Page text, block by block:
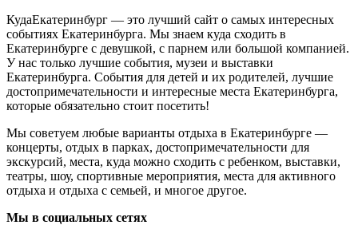
КудаЕкатеринбург — это лучший сайт о самых интересных
событиях Екатеринбурга. Мы знаем куда сходить в
Екатеринбурге с девушкой, с парнем или большой компанией.
У нас только лучшие события, музеи и выставки
Екатеринбурга. События для детей и их родителей, лучшие
достопримечательности и интересные места Екатеринбурга,
которые обязательно стоит посетить!
Мы советуем любые варианты отдыха в Екатеринбурге —
концерты, отдых в парках, достопримечательности для
экскурсий, места, куда можно сходить с ребенком, выставки,
театры, шоу, спортивные мероприятия, места для активного
отдыха и отдыха с семьей, и многое другое.
Мы в социальных сетях